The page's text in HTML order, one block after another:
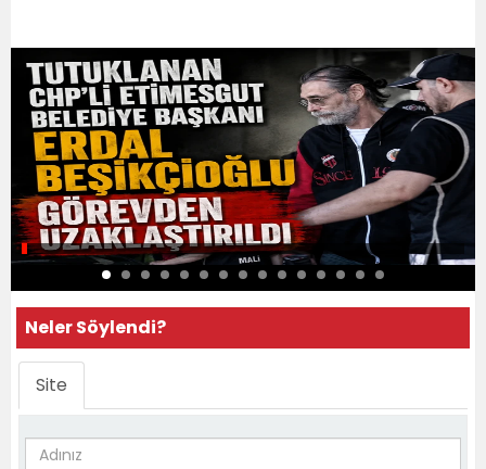
Neler Söylendi?
Site